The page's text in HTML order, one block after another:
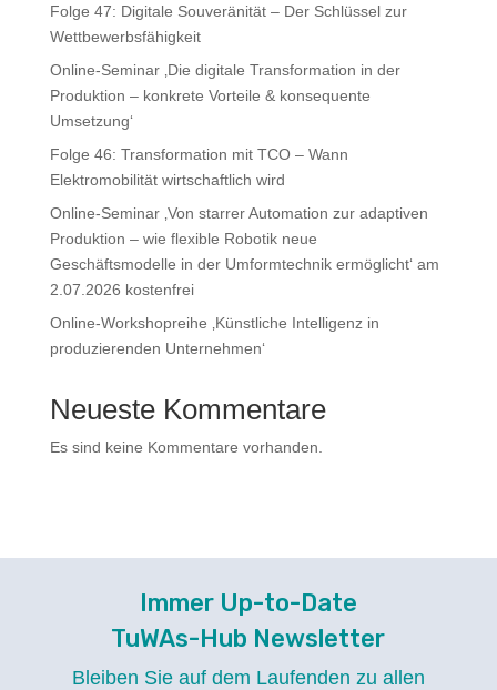
Folge 47: Digitale Souveränität – Der Schlüssel zur
Wettbewerbsfähigkeit
Online-Seminar ‚Die digitale Transformation in der
Produktion – konkrete Vorteile & konsequente
Umsetzung‘
Folge 46: Transformation mit TCO – Wann
Elektromobilität wirtschaftlich wird
Online-Seminar ‚Von starrer Automation zur adaptiven
Produktion – wie flexible Robotik neue
Geschäftsmodelle in der Umformtechnik ermöglicht‘ am
2.07.2026 kostenfrei
Online-Workshopreihe ‚Künstliche Intelligenz in
produzierenden Unternehmen‘
Neueste Kommentare
Es sind keine Kommentare vorhanden.
Immer Up-to-Date
TuWAs-Hub Newsletter
Bleiben Sie auf dem Laufenden zu allen